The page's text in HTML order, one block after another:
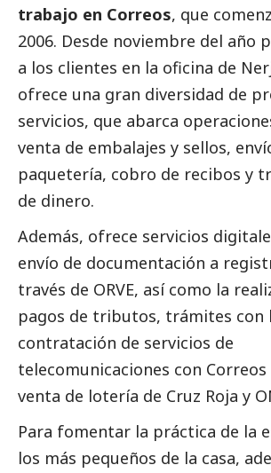
trabajo en Correos, que
2006. Desde noviembre del año
a los clientes en la oficina de
ofrece una gran diversidad de
servicios, que abarca
venta de embalajes y sellos,
paquetería, cobro de recibos y
de dinero.
Además, ofrece servicios
envío de documentación a
través de ORVE, así como la
pagos de tributos, trámites con
contratación de servicios de
telecomunicaciones con Correos
venta de lotería de Cruz Roja y
Para fomentar la práctica de la
los más pequeños de la casa,